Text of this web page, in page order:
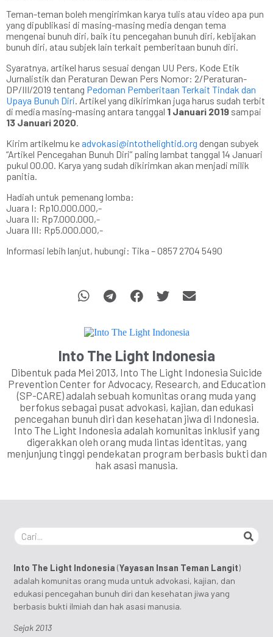
Teman-teman boleh mengirimkan karya tulis atau video apa pun
yang dipublikasi di masing-masing media dengan tema
mengenai bunuh diri, baik itu pencegahan bunuh diri, kebijakan
bunuh diri, atau subjek lain terkait pemberitaan bunuh diri.
Syaratnya, artikel harus sesuai dengan UU Pers, Kode Etik
Jurnalistik dan Peraturan Dewan Pers Nomor: 2/Peraturan-
DP/III/2019 tentang Pedoman Pemberitaan Terkait Tindak dan
Upaya Bunuh Diri. Artikel yang dikirimkan juga harus sudah terbit
di media masing-masing antara tanggal 1 Januari 2019 sampai
13 Januari 2020.
Kirim artikelmu keadvokasi@intothelightid.org dengan subyek
“Artikel Pencegahan Bunuh Diri” paling lambat tanggal 14 Januari
pukul 00.00. Karya yang sudah dikirimkan akan menjadi milik
panitia.
Hadiah untuk pemenang lomba:
Juara I: Rp10.000.000,-
Juara II: Rp7.000.000,-
Juara III: Rp5.000.000,-
Informasi lebih lanjut, hubungi: Tika – 0857 2704 5490
Into The Light Indonesia
Dibentuk pada Mei 2013, Into The Light Indonesia Suicide
Prevention Center for Advocacy, Research, and Education
(SP-CARE) adalah sebuah komunitas orang muda yang
berfokus sebagai pusat advokasi, kajian, dan edukasi
pencegahan bunuh diri dan kesehatan jiwa di Indonesia.
Into The Light Indonesia adalah komunitas inklusif yang
digerakkan oleh orang muda lintas identitas, yang
menjunjung tinggi pendekatan program berbasis bukti dan
hak asasi manusia.
Into The Light Indonesia (Yayasan Insan Teman Langit)
adalah komunitas orang muda untuk advokasi, kajian, dan
edukasi pencegahan bunuh diri dan kesehatan jiwa yang
berbasis bukti ilmiah dan hak asasi manusia.
Sejak 2013